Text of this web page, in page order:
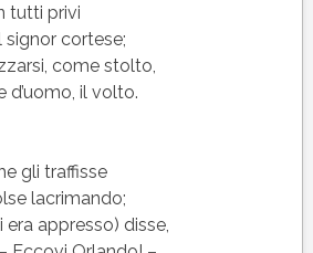
tutti privi
cortese;
come stolto,
d’uomo, il volto.
gli traffisse
lacrimando;
appresso) disse,